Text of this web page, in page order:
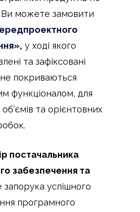
Ви можете замовити
, у ході якого
та зафіксовані
не покриваються
функціоналом, для
та орієнтовних
постачальника
забезпечення та
запорука успішного
програмного